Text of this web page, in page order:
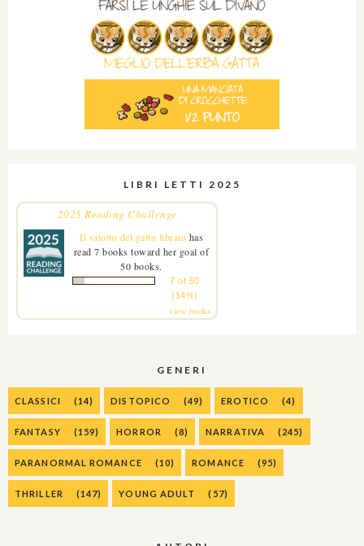
LIBRI LETTI 2025
2025 Reading Challenge
Il salotto del gatto libraio has
read 7 books toward her goal of
50 books.
7 of 50
(14%)
view books
GENERI
CLASSICI (14) DISTOPICO (49) EROTICO (4)
FANTASY (159) HORROR (8) NARRATIVA (245)
PARANORMAL ROMANCE (10) ROMANCE (95)
THRILLER (147) YOUNG ADULT (57)